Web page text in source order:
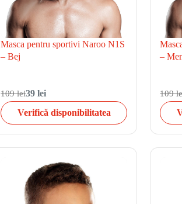
Masca pentru sportivi Naroo N1S
– Bej
109 lei39 lei
Verifică disponibilitatea
–
109